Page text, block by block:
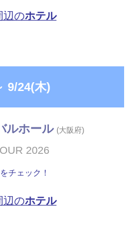
辺のホテル
9/24(木)
ルホール (大阪府)
2026
チェック！
辺のホテル